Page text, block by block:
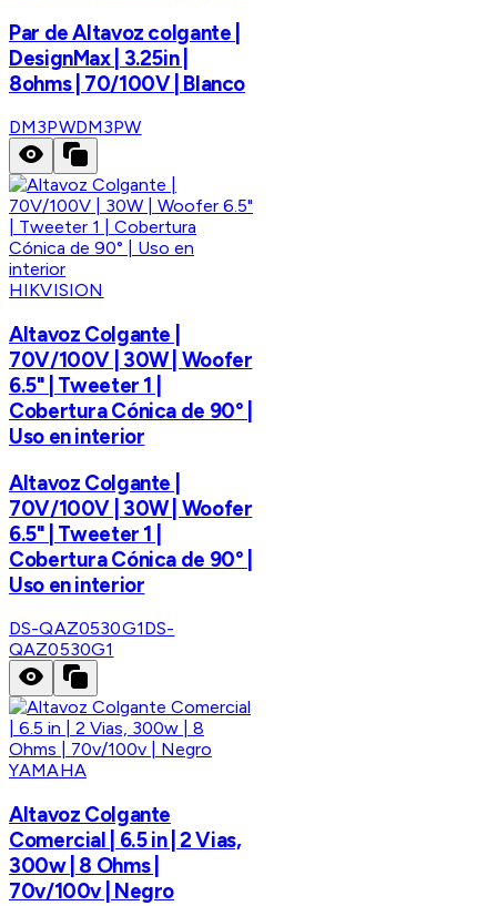
Par de Altavoz colgante |
DesignMax | 3.25in |
8ohms | 70/100V | Blanco
DM3PWDM3PW
HIKVISION
Altavoz Colgante |
70V/100V | 30W | Woofer
6.5" | Tweeter 1 |
Cobertura Cónica de 90° |
Uso en interior
Altavoz Colgante |
70V/100V | 30W | Woofer
6.5" | Tweeter 1 |
Cobertura Cónica de 90° |
Uso en interior
DS-QAZ0530G1DS-
QAZ0530G1
YAMAHA
Altavoz Colgante
Comercial | 6.5 in | 2 Vias,
300w | 8 Ohms |
70v/100v | Negro